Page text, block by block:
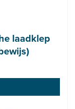
laadklep